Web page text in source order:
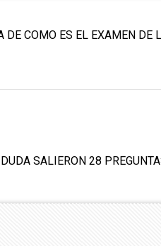
DE COMO ES EL EXAMEN
SALIERON 28